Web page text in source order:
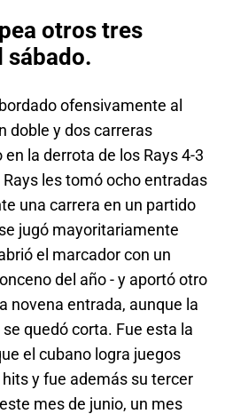
otros tres
ofensivamente al
doble y dos carreras
la derrota de los Rays 4-3
les tomó ocho entradas
una carrera en un partido
jugó mayoritariamente
el marcador con un
del año - y aportó otro
novena entrada, aunque la
quedó corta. Fue esta la
el cubano logra juegos
y fue además su tercer
mes de junio, un mes